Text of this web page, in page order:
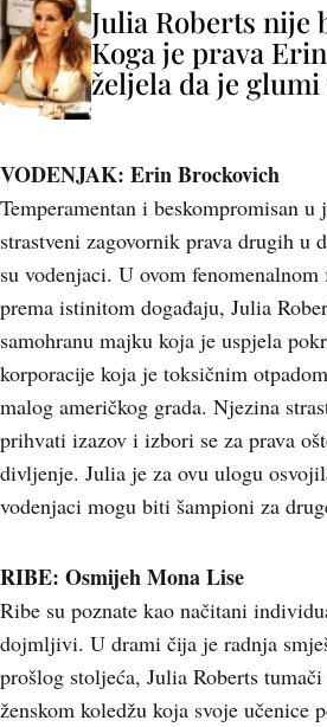
Julia Roberts nije
Koga je prava
željela da je
VODENJAK: Erin Brockovich
Temperamentan i beskompromisan u
strastveni zagovornik prava drugih u
su vodenjaci. U ovom
prema istinitom događaju, Julia
samohranu majku koja je uspjela
korporacije koja je toksičnim
malog američkog grada. Njezina
prihvati izazov i izbori se za prava
divljenje. Julia je za ovu ulogu
vodenjaci mogu biti šampioni za
RIBE: Osmijeh Mona Lise
Ribe su poznate kao načitani
dojmljivi. U drami čija je radnja
prošlog stoljeća, Julia Roberts
ženskom koledžu koja svoje učenice